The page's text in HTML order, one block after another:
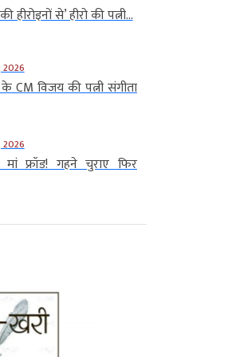
हीरोइनों से’ हीरो की पत्नी...
CM विजय की पत्नी संगीता
मां फ्रॉड! गहने चुराए फिर